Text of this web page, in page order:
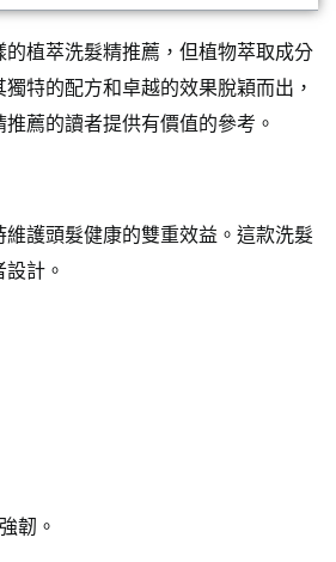
植萃洗髮精推薦，但植物萃取成分
獨特的配方和卓越的效果脫穎而出，
薦的讀者提供有價值的參考。
護頭髮健康的雙重效益。這款洗髮
計。
韌。